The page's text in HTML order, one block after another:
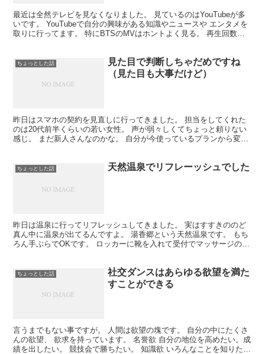
最近は全然テレビを見なくなりました。 見ているのはYouTubeが多
いです。 YouTubeで自分の興味がある知識やニュースや エンタメを
取りに行ってます。 特にBTSのMVはホントよく見る。 再生回数ア
ちょっとした話
見た目で判断しちゃだめですね
（見た目も大事だけど）
昨日はスマホの契約を見直しに行ってきました。 担当をしてくれた
のは20代前半くらいの若い女性。 声が弱々しくてちょっと頼りない
感じ。 まだ新人さんなのかな。 自分が今使っているプランから変更
ちょっとした話 天然温泉でリフレーッシュでした
昨日は温泉に行ってリフレッシュしてきました。 実はすすきののど
真ん中に温泉が出てるんですよ。 湯香郷という天然温泉です。 もち
ろん手ぶらでOKです。 ロッカーに靴を入れて受付でマッサージの予
ちょっとした話
社交ダンスはあらゆる欲望を満た
すことができる
言うまでもない事ですが。 人間は欲望の塊です。 自分の中にたくさ
んの欲望、 欲求を持っています。 名誉欲 自分の地位を高めたい。成
績を出したい。 競技会で勝ちたい。 知識欲 いろんなことを知りた